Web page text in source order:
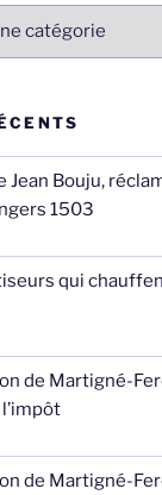
Jean Bouju,
1503
qui
de Martigné-
de Martigné-